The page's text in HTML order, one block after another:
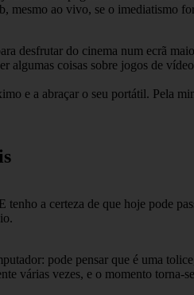
mesmo ao vivo, se o imediatismo
desfrutar do cinema num ecrã
algumas coisas sobre jogos de
e a abraçar o seu portátil. Pela
a certeza de que hoje pode
pode pensar que é uma
várias vezes, e o momento torna-